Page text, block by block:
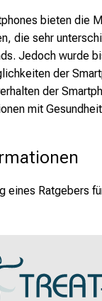
bieten die
die sehr
Jedoch wurde
der
der
mit
eines Ratgebers